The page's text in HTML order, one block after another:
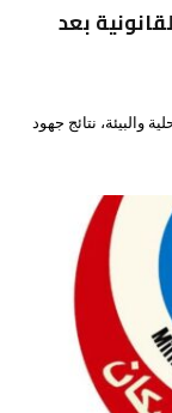
القانونية بعد
والبيئة، نتائج جهود